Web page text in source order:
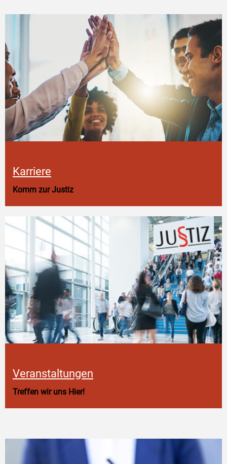
Karriere
Komm zur Justiz
Veranstaltungen
Treffen wir uns Hier!